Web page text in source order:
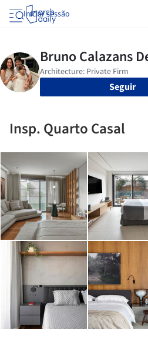
Iniciar sessão
Seguir
Insp. Quarto Casal